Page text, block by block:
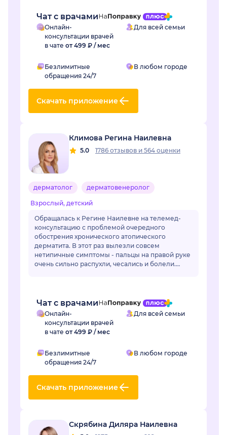
Чат с врачами
Онлайн-
консультации врачей
в чате от 499 ₽ / мес
Для всей семьи
Безлимитные
обращения 24/7
В любом городе
Скачать приложение
Климова Регина Наилевна
5.0 1786 отзывов и 564 оценки
дерматолог дерматовенеролог
Взрослый, детский
Обращалась к Регине Наилевне на телемед-
консультацию с проблемой очередного
обострения хронического атопического
дерматита. В этот раз вылезли совсем
нетипичные симптомы - пальцы на правой руке
очень сильно распухли, чесались и болели.
Чат с врачами
Онлайн-
консультации врачей
в чате от 499 ₽ / мес
Для всей семьи
Безлимитные
обращения 24/7
В любом городе
Скачать приложение
Скрябина Диляра Наилевна